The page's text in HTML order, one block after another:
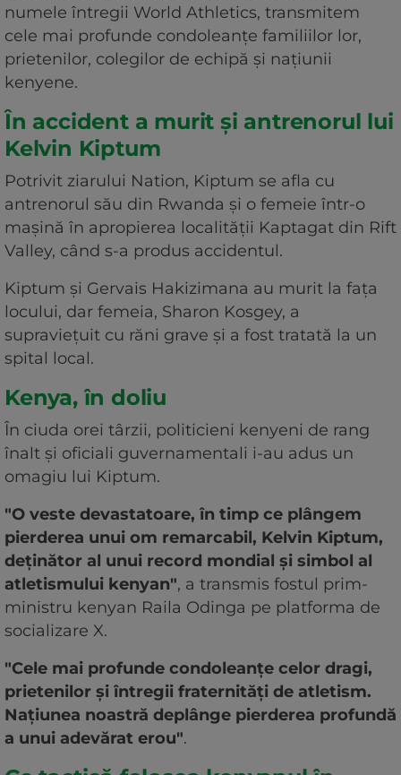
numele întregii World Athletics, transmitem
cele mai profunde condoleanţe familiilor lor,
prietenilor, colegilor de echipă şi naţiunii
kenyene.
În accident a murit și antrenorul lui
Kelvin Kiptum
Potrivit ziarului Nation, Kiptum se afla cu
antrenorul său din Rwanda şi o femeie într-o
maşină în apropierea localităţii Kaptagat din Rift
Valley, când s-a produs accidentul.
Kiptum şi Gervais Hakizimana au murit la faţa
locului, dar femeia, Sharon Kosgey, a
supravieţuit cu răni grave şi a fost tratată la un
spital local.
Kenya, în doliu
În ciuda orei târzii, politicieni kenyeni de rang
înalt şi oficiali guvernamentali i-au adus un
omagiu lui Kiptum.
"O veste devastatoare, în timp ce plângem
pierderea unui om remarcabil, Kelvin Kiptum,
deţinător al unui record mondial şi simbol al
atletismului kenyan", a transmis fostul prim-
ministru kenyan Raila Odinga pe platforma de
socializare X.
"Cele mai profunde condoleanţe celor dragi,
prietenilor şi întregii fraternităţi de atletism.
Naţiunea noastră deplânge pierderea profundă
a unui adevărat erou".